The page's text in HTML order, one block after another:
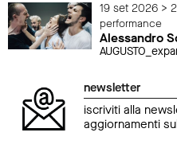
19 set 2026 >
performance
Alessandro
newsletter
iscriviti alla
aggiornamenti